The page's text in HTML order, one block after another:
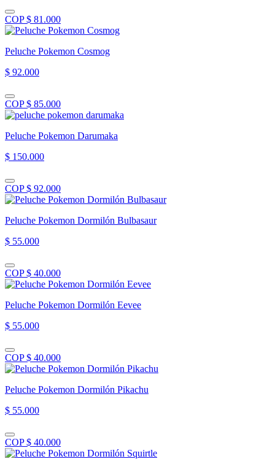
COP $ 81.000
Peluche Pokemon Cosmog
$ 92.000
COP $ 85.000
Peluche Pokemon Darumaka
$ 150.000
COP $ 92.000
Peluche Pokemon Dormilón Bulbasaur
$ 55.000
COP $ 40.000
Peluche Pokemon Dormilón Eevee
$ 55.000
COP $ 40.000
Peluche Pokemon Dormilón Pikachu
$ 55.000
COP $ 40.000